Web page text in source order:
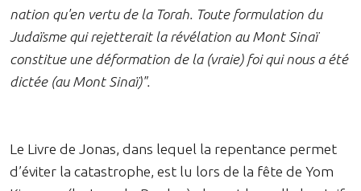
nation qu'en vertu de la Torah. Toute formulation du
Judaïsme qui rejetterait la révélation au Mont Sinaï
constitue une déformation de la (vraie) foi qui nous a été
dictée (au Mont Sinaï)".
Le Livre de Jonas, dans lequel la repentance permet
d’éviter la catastrophe, est lu lors de la fête de Yom